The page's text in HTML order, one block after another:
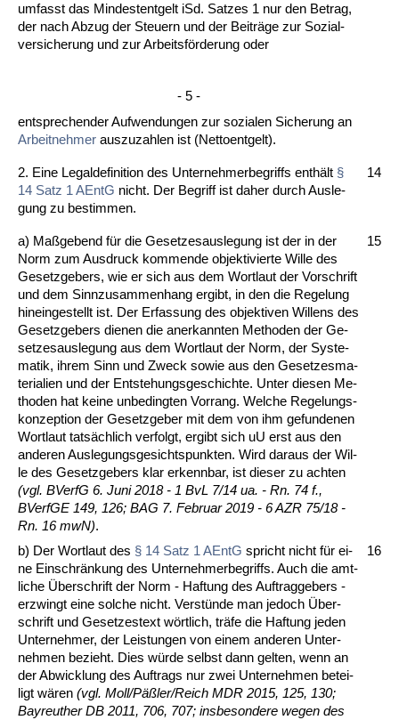
um­fasst das Min­des­tent­gelt iSd. Sat­zes 1 nur den Be­trag,
der nach Ab­zug der Steu­ern und der Beiträge zur So­zi­al­
ver­si­che­rung und zur Ar­beitsförde­rung oder
- 5 -
ent­spre­chen­der Auf­wen­dun­gen zur so­zia­len Si­che­rung an
Ar­beit­neh­mer aus­zu­zah­len ist (Net­to­ent­gelt).
2. Ei­ne Le­gal­de­fi­ni­ti­on des Un­ter­neh­mer­be­griffs enthält §
14 Satz 1 AEntG nicht. Der Be­griff ist da­her durch Aus­le­
gung zu be­stim­men.
14
a) Maßge­bend für die Ge­set­zes­aus­le­gung ist der in der
Norm zum Aus­druck kom­men­de ob­jek­ti­vier­te Wil­le des
Ge­setz­ge­bers, wie er sich aus dem Wort­laut der Vor­schrift
und dem Sinn­zu­sam­men­hang er­gibt, in den die Re­ge­lung
hin­ein­ge­stellt ist. Der Er­fas­sung des ob­jek­ti­ven Wil­lens des
Ge­setz­ge­bers die­nen die an­er­kann­ten Me­tho­den der Ge­
set­zes­aus­le­gung aus dem Wort­laut der Norm, der Sys­te­
ma­tik, ih­rem Sinn und Zweck so­wie aus den Ge­set­zes­ma-
te­ria­li­en und der Ent­ste­hungs­ge­schich­te. Un­ter die­sen Me­
tho­den hat kei­ne un­be­ding­ten Vor­rang. Wel­che Re­ge­lungs­
kon­zep­ti­on der Ge­setz­ge­ber mit dem von ihm ge­fun­de­nen
Wort­laut tatsächlich ver­folgt, er­gibt sich uU erst aus den
an­de­ren Aus­le­gungs­ge­sichts­punk­ten. Wird dar­aus der Wil­
le des Ge­setz­ge­bers klar er­kenn­bar, ist die­ser zu ach­ten
(vgl. BVerfG 6. Ju­ni 2018 - 1 BvL 7/14 ua. - Rn. 74 f.,
BVerfGE 149, 126; BAG 7. Fe­bru­ar 2019 - 6 AZR 75/18 -
Rn. 16 mwN).
15
b) Der Wort­laut des § 14 Satz 1 AEntG spricht nicht für ei­
ne Ein­schrän­kung des Un­ter­neh­mer­be­griffs. Auch die amt­
li­che Über­schrift der Norm - Haf­tung des Auf­trag­ge­bers -
er­zwingt ei­ne sol­che nicht. Verstünde man je­doch Über­
schrift und Ge­set­zes­text wört­lich, träfe die Haf­tung je­den
Un­ter­neh­mer, der Leis­tun­gen von ei­nem an­de­ren Un­ter­
neh­men be­zieht. Dies würde selbst dann gel­ten, wenn an
der Ab­wick­lung des Auf­trags nur zwei Un­ter­neh­men be­tei­
ligt wären (vgl. Moll/Päßler/Reich MDR 2015, 125, 130;
Bay­reu­ther DB 2011, 706, 707; ins­be­son­de­re we­gen des
16